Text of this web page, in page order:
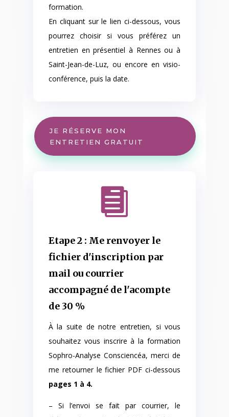
formation.
En cliquant sur le lien ci-dessous, vous
pourrez choisir si vous préférez un
entretien en présentiel à Rennes ou à
Saint-Jean-de-Luz, ou encore en visio-
conférence, puis la date.
JE RÉSERVE MON
ENTRETIEN GRATUIT

Etape 2 : Me renvoyer le
fichier d'inscription par
mail ou courrier
accompagné de l'acompte
de 30 %
À la suite de notre entretien, si vous
souhaitez vous inscrire à la formation
Sophro-Analyse Consciencéa, merci de
me retourner le fichier PDF ci-dessous
pages 1 à 4.
– Si l’envoi se fait par courrier, le